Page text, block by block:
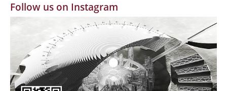
MBW | Modellbauwerkstatt
Alumni | cloud club
Dokumente und Downloads
Follow us on Instagram